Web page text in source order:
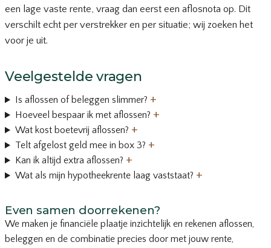
een lage vaste rente, vraag dan eerst een aflosnota op. Dit
verschilt echt per verstrekker en per situatie; wij zoeken het
voor je uit.
Veelgestelde vragen
Is aflossen of beleggen slimmer? +
Hoeveel bespaar ik met aflossen? +
Wat kost boetevrij aflossen? +
Telt afgelost geld mee in box 3? +
Kan ik altijd extra aflossen? +
Wat als mijn hypotheekrente laag vaststaat? +
Even samen doorrekenen?
We maken je financiële plaatje inzichtelijk en rekenen aflossen,
beleggen en de combinatie precies door met jouw rente,